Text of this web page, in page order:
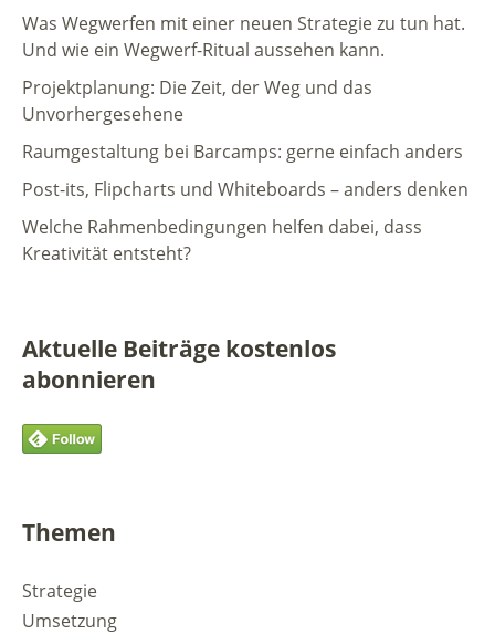
Was Wegwerfen mit einer neuen Strategie zu tun hat.
Und wie ein Wegwerf-Ritual aussehen kann.
Projektplanung: Die Zeit, der Weg und das
Unvorhergesehene
Raumgestaltung bei Barcamps: gerne einfach anders
Post-its, Flipcharts und Whiteboards – anders denken
Welche Rahmenbedingungen helfen dabei, dass
Kreativität entsteht?
Aktuelle Beiträge kostenlos
abonnieren
Themen
Strategie
Umsetzung